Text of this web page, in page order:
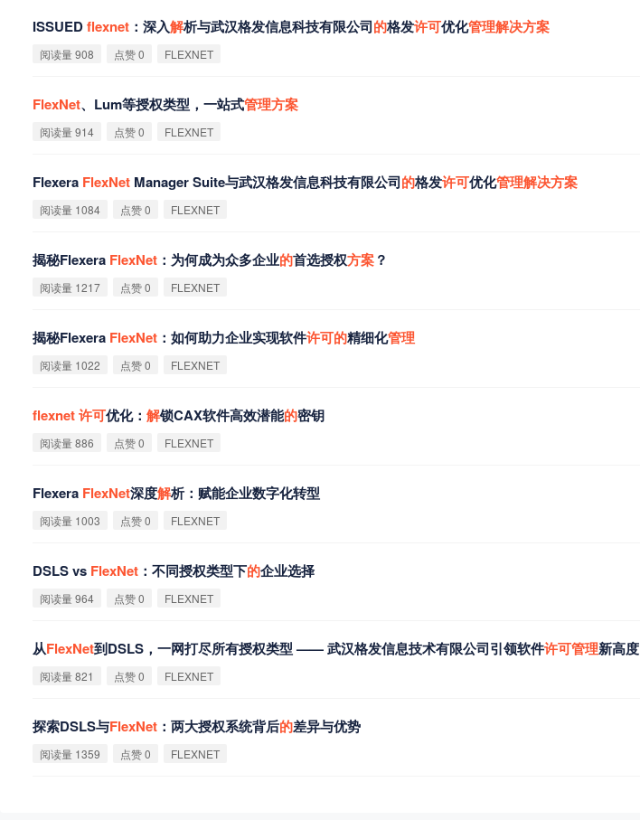
ISSUEDflexnet ：深入解析与武汉格发信息科技有限公司的格发许可优化管理解决方案
阅读量 908 点赞 0 FLEXNET
FlexNet、Lum等授权类型，一站式管理方案
阅读量 914 点赞 0 FLEXNET
Flexera FlexNet Manager Suite与武汉格发信息科技有限公司的格发许可优化管理解决方案
阅读量 1084 点赞 0 FLEXNET
揭秘Flexera FlexNet ：为何成为众多企业的首选授权方案？
阅读量 1217 点赞 0 FLEXNET
揭秘Flexera FlexNet ：如何助力企业实现软件许可的精细化管理
阅读量 1022 点赞 0 FLEXNET
flexnet许可优化： 解锁CAX软件高效潜能的密钥
阅读量 886 点赞 0 FLEXNET
Flexera FlexNet深度解析：赋能企业数字化转型
阅读量 1003 点赞 0 FLEXNET
DSLS vs FlexNet ：不同授权类型下的企业选择
阅读量 964 点赞 0 FLEXNET
从FlexNet到DSLS，一网打尽所有授权类型 —— 武汉格发信息技术有限公司引领软件许可管理新高度
阅读量 821 点赞 0 FLEXNET
探索DSLS与FlexNet ：两大授权系统背后的差异与优势
阅读量 1359 点赞 0 FLEXNET